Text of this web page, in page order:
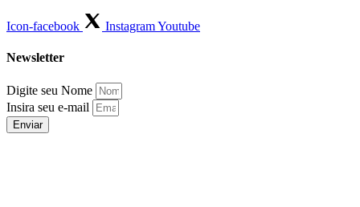
Icon-facebook InstagramYoutube
Newsletter
Digite seu Nome
Insira seu e-mail
Enviar